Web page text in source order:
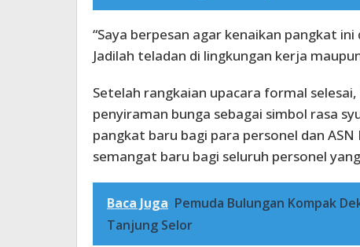
“Saya berpesan agar kenaikan pangkat
Jadilah teladan di lingkungan kerja
Setelah rangkaian upacara formal
penyiraman bunga sebagai simbol rasa
pangkat baru bagi para personel dan
semangat baru bagi seluruh personel
Baca Juga Pemuda Bulungan Kompak
Tanjung Selor